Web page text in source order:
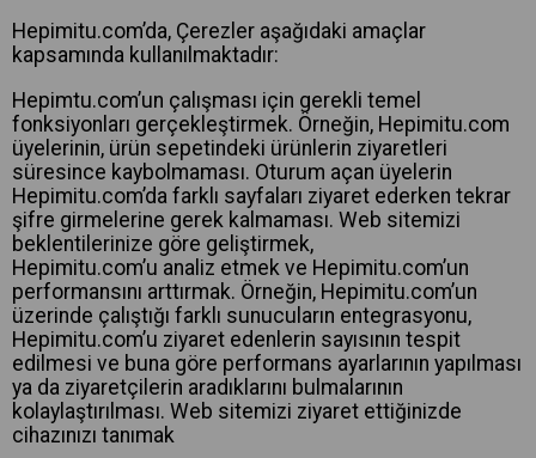
Hepimitu.com’da, Çerezler aşağıdaki amaçlar
kapsamında kullanılmaktadır:
Hepimtu.com’un çalışması için gerekli temel
fonksiyonları gerçekleştirmek. Örneğin, Hepimitu.com
üyelerinin, ürün sepetindeki ürünlerin ziyaretleri
süresince kaybolmaması. Oturum açan üyelerin
Hepimitu.com’da farklı sayfaları ziyaret ederken tekrar
şifre girmelerine gerek kalmaması. Web sitemizi
beklentilerinize göre geliştirmek,
Hepimitu.com’u analiz etmek ve Hepimitu.com’un
performansını arttırmak. Örneğin, Hepimitu.com’un
üzerinde çalıştığı farklı sunucuların entegrasyonu,
Hepimitu.com’u ziyaret edenlerin sayısının tespit
edilmesi ve buna göre performans ayarlarının yapılması
ya da ziyaretçilerin aradıklarını bulmalarının
kolaylaştırılması. Web sitemizi ziyaret ettiğinizde
cihazınızı tanımak